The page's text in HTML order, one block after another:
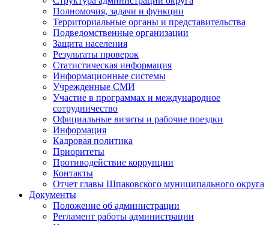
Полномочия, задачи и функции
Территориальные органы и представительства
Подведомственные организации
Защита населения
Результаты проверок
Статистическая информация
Информационные системы
Учрежденные СМИ
Участие в программах и международное
сотрудничество
Официальные визиты и рабочие поездки
Информация
Кадровая политика
Приоритеты
Противодействие коррупции
Контакты
Отчет главы Шпаковского муниципального округа
Документы
Положение об администрации
Регламент работы администрации